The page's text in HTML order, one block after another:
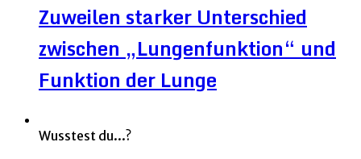
Zuweilen starker Unterschied
zwischen „Lungenfunktion“ und
Funktion der Lunge
Wusstest du...?